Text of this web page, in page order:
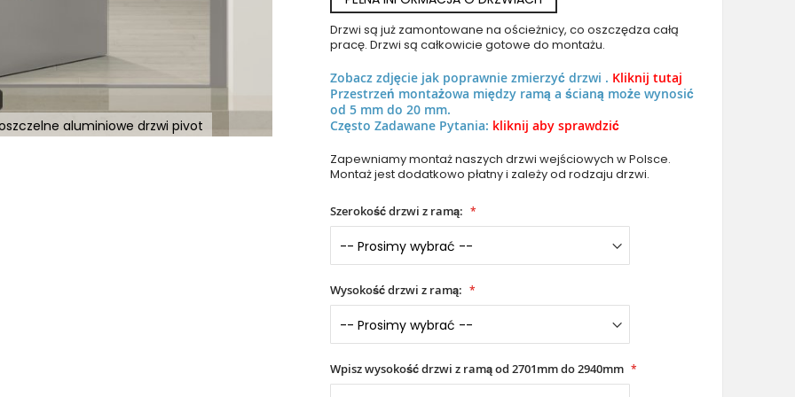
aluminiowe drzwi pivot PIVOT 12E - Aluminum pivot door with with circular
Drzwi są już zamontowane na ościeżnicy, co oszczędza całą
pracę. Drzwi są całkowicie gotowe do montażu.
Zobacz zdjęcie jak poprawnie zmierzyć drzwi . Kliknij tutaj
Przestrzeń montażowa między ramą a ścianą może wynosić
od 5 mm do 20 mm.
Często Zadawane Pytania: kliknij aby sprawdzić
Zapewniamy montaż naszych drzwi wejściowych w Polsce.
Montaż jest dodatkowo płatny i zależy od rodzaju drzwi.
Szerokość drzwi z ramą:
Wysokość drzwi z ramą:
Wpisz wysokość drzwi z ramą od 2701mm do 2940mm